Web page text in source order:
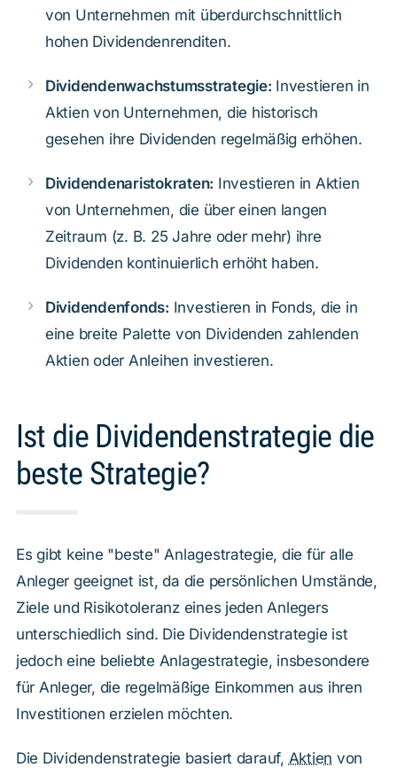
von Unternehmen mit überdurchschnittlich
hohen Dividendenrenditen.
Dividendenwachstumsstrategie: Investieren in
Aktien von Unternehmen, die historisch
gesehen ihre Dividenden regelmäßig erhöhen.
Dividendenaristokraten: Investieren in Aktien
von Unternehmen, die über einen langen
Zeitraum (z. B. 25 Jahre oder mehr) ihre
Dividenden kontinuierlich erhöht haben.
Dividendenfonds: Investieren in Fonds, die in
eine breite Palette von Dividenden zahlenden
Aktien oder Anleihen investieren.
Ist die Dividendenstrategie die
beste Strategie?
Es gibt keine "beste" Anlagestrategie, die für alle
Anleger geeignet ist, da die persönlichen Umstände,
Ziele und Risikotoleranz eines jeden Anlegers
unterschiedlich sind. Die Dividendenstrategie ist
jedoch eine beliebte Anlagestrategie, insbesondere
für Anleger, die regelmäßige Einkommen aus ihren
Investitionen erzielen möchten.
Die Dividendenstrategie basiert darauf, Aktien von